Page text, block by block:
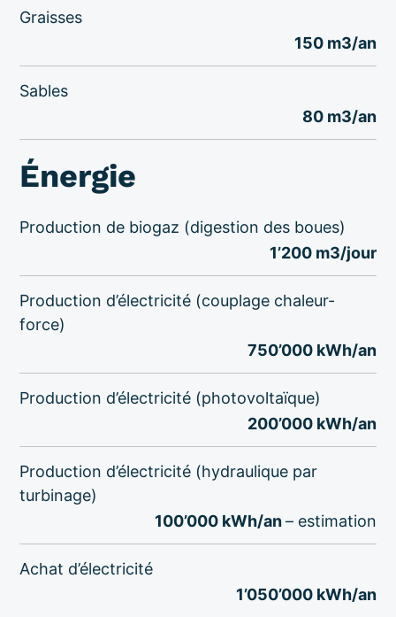
Graisses
150 m3/an
Sables
80 m3/an
Énergie
Production de biogaz (digestion des boues)
1’200 m3/jour
Production d’électricité (couplage chaleur-
force)
750’000 kWh/an
Production d’électricité (photovoltaïque)
200’000 kWh/an
Production d’électricité (hydraulique par
turbinage)
100’000 kWh/an– estimation
Achat d’électricité
1’050’000 kWh/an